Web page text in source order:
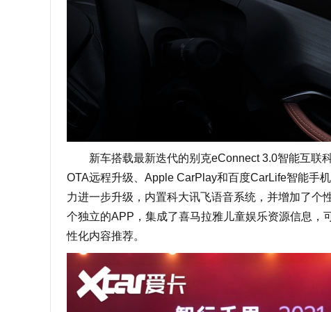
新车搭载最新迭代的别克eConnect 3.0智能互联
OTA远程升级、Apple CarPlay和百度CarLife智能手
力进一步升级，内置科大讯飞语音系统，并增加了个
个独立的APP，集成了喜马拉雅儿童娱乐资源信息，
性化内容推荐。